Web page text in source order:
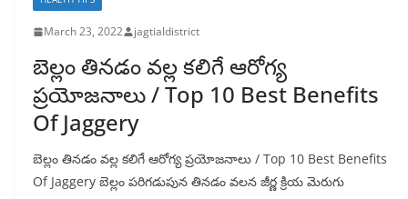
March 23, 2022 jagtialdistrict
బెల్లం తినడం వల్ల కలిగే ఆరోగ్య
ప్రయోజనాలు / Top 10 Best Benefits
Of Jaggery
బెల్లం తినడం వల్ల కలిగే ఆరోగ్య ప్రయోజనాలు / Top 10 Best Benefits
Of Jaggery బెల్లం పరిగడుపున తినడం వలన జీర్ణ క్రియ మెరుగు